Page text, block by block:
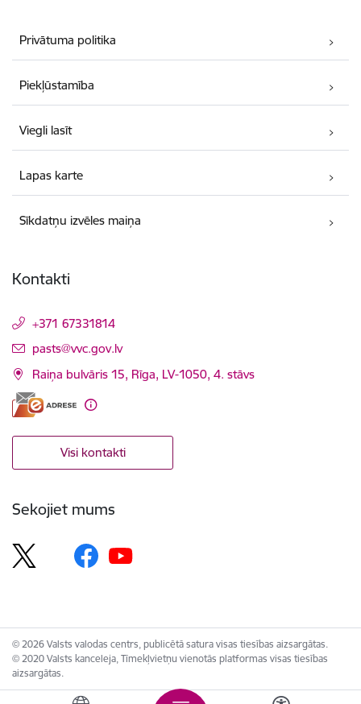
Privātuma politika
Piekļūstamība
Viegli lasīt
Lapas karte
Sīkdatņu izvēles maiņa
Kontakti
+371 67331814
E-pasts:
pasts@vvc.gov.lv
Raiņa bulvāris 15, Rīga, LV-1050, 4. stāvs
Visi kontakti
Sekojiet mums
© 2026 Valsts valodas centrs, publicētā satura visas tiesības aizsargātas.
© 2020 Valsts kanceleja, Tīmekļvietņu vienotās platformas visas tiesības
aizsargātas.